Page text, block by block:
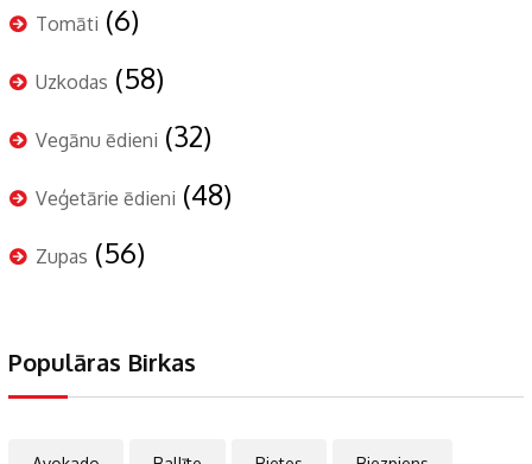
Tomāti (6)
Uzkodas (58)
Vegānu ēdieni (32)
Veģetārie ēdieni (48)
Zupas (56)
Populāras Birkas